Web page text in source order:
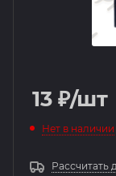
13 ₽/шт
Нет в наличии
Рассчитать